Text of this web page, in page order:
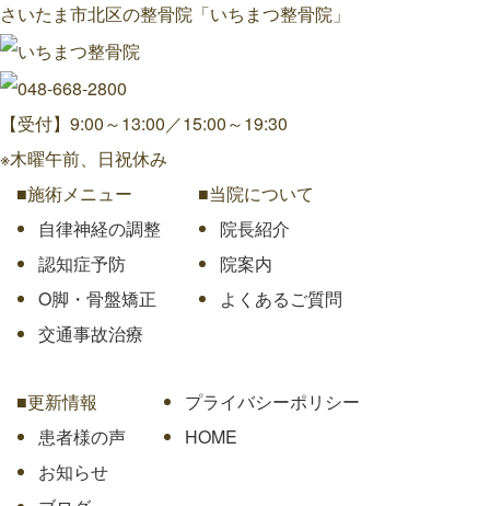
さいたま市北区の整骨院「いちまつ整骨院」
【受付】9:00～13:00／15:00～19:30
※木曜午前、日祝休み
■施術メニュー
自律神経の調整
認知症予防
O脚・骨盤矯正
交通事故治療
■当院について
院長紹介
院案内
よくあるご質問
■更新情報
患者様の声
お知らせ
プライバシーポリシー
HOME